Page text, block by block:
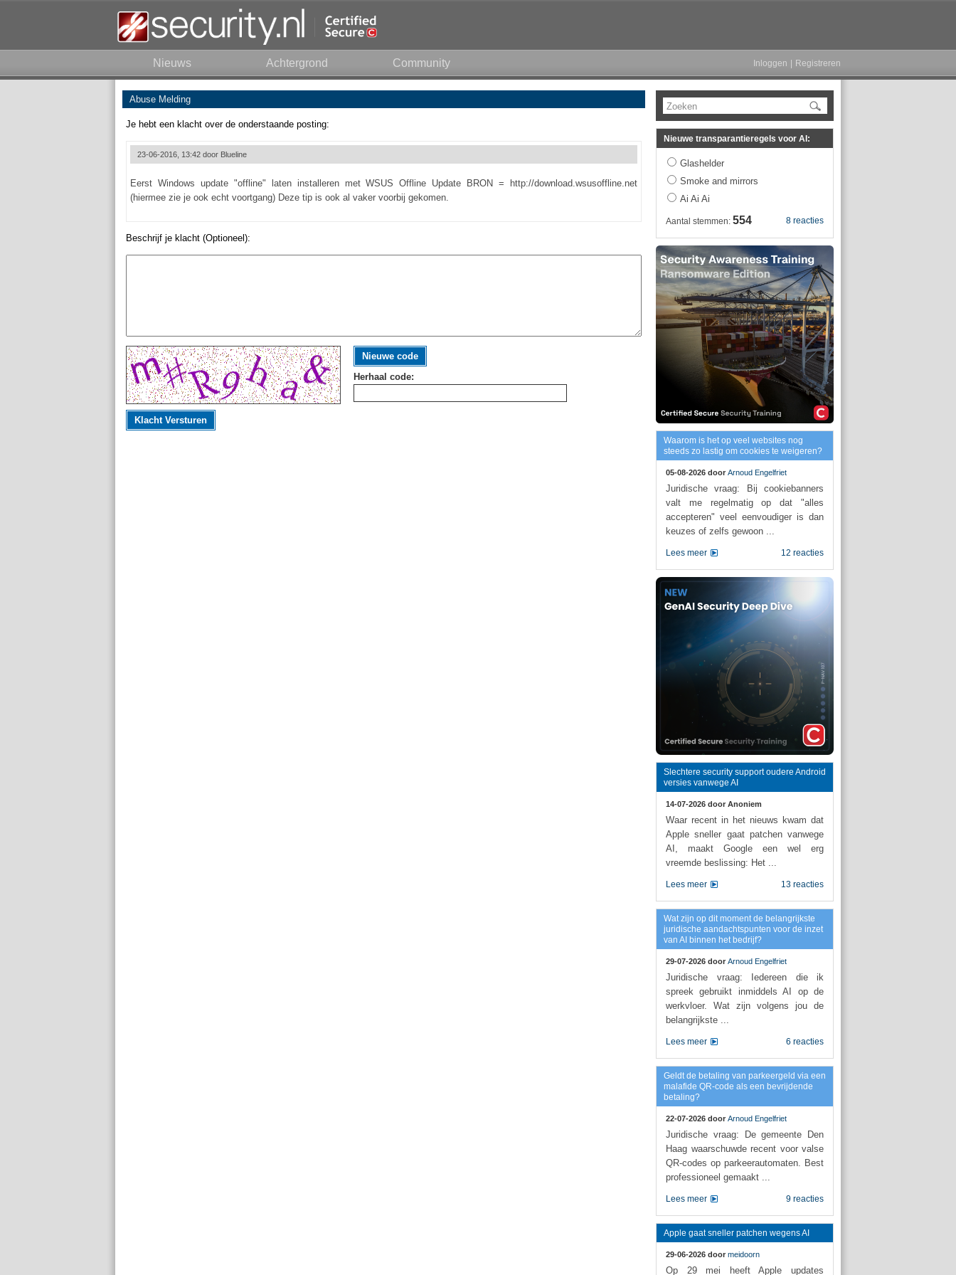
Nieuws Achtergrond Community Inloggen Registreren
Abuse Melding
Je hebt een klacht over de onderstaande posting:
23-06-2016, 13:42 door Blueline
Eerst Windows update "offline" laten installeren met WSUS Offline Update BRON = http://download.wsusoffline.net
(hiermee zie je ook echt voortgang) Deze tip is ook al vaker voorbij gekomen.
Beschrijf je klacht (Optioneel):
Nieuwe code
Herhaal code:
Klacht Versturen
Zoeken
Nieuwe transparantieregels voor AI:
Glashelder
Smoke and mirrors
Ai Ai Ai
8 reacties
Aantal stemmen: 554
Waarom is het op veel websites nog
steeds zo lastig om cookies te weigeren?
05-08-2026 door Arnoud Engelfriet
Juridische vraag: Bij cookiebanners
valt me regelmatig op dat "alles
accepteren" veel eenvoudiger is dan
keuzes of zelfs gewoon ...
12 reacties
Lees meer
Slechtere security support oudere Android
versies vanwege AI
14-07-2026 door Anoniem
Waar recent in het nieuws kwam dat
Apple sneller gaat patchen vanwege
AI, maakt Google een wel erg
vreemde beslissing: Het ...
13 reacties
Lees meer
Wat zijn op dit moment de belangrijkste
juridische aandachtspunten voor de inzet
van AI binnen het bedrijf?
29-07-2026 door Arnoud Engelfriet
Juridische vraag: Iedereen die ik
spreek gebruikt inmiddels AI op de
werkvloer. Wat zijn volgens jou de
belangrijkste ...
6 reacties
Lees meer
Geldt de betaling van parkeergeld via een
malafide QR-code als een bevrijdende
betaling?
22-07-2026 door Arnoud Engelfriet
Juridische vraag: De gemeente Den
Haag waarschuwde recent voor valse
QR-codes op parkeerautomaten. Best
professioneel gemaakt ...
9 reacties
Lees meer
Apple gaat sneller patchen wegens AI
29-06-2026 door meidoorn
Op 29 mei heeft Apple updates